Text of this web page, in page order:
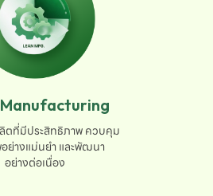
ตที่มีประสิทธิภาพ ควบคุม
ย่างแม่นยำ และพัฒนา
อย่างต่อเนื่อง